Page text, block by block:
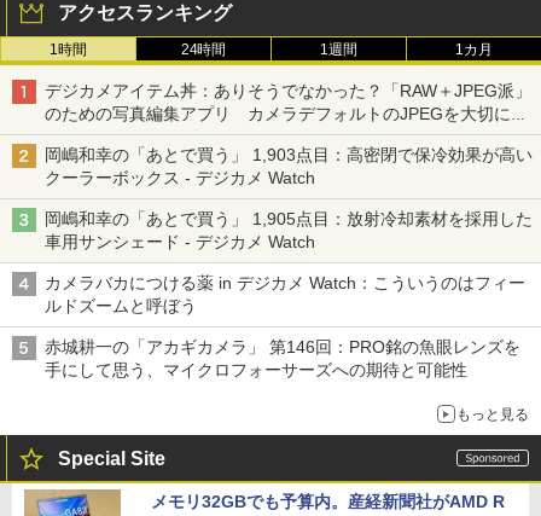
アクセスランキング
1時間 24時間 1週間 1カ月
デジカメアイテム丼：ありそうでなかった？「RAW＋JPEG派」
のための写真編集アプリ カメラデフォルトのJPEGを大切にす
る「Filmator」
岡嶋和幸の「あとで買う」 1,903点目：高密閉で保冷効果が高い
クーラーボックス - デジカメ Watch
岡嶋和幸の「あとで買う」 1,905点目：放射冷却素材を採用した
車用サンシェード - デジカメ Watch
カメラバカにつける薬 in デジカメ Watch：こういうのはフィー
ルドズームと呼ぼう
赤城耕一の「アカギカメラ」 第146回：PRO銘の魚眼レンズを
手にして思う、マイクロフォーサーズへの期待と可能性
もっと見る
Special Site
メモリ32GBでも予算内。産経新聞社がAMD R